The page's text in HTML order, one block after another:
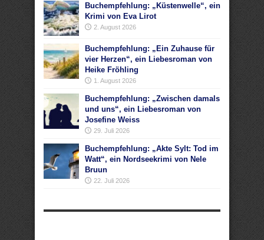
Buchempfehlung: „Küstenwelle“, ein
Krimi von Eva Lirot
2. August 2026
Buchempfehlung: „Ein Zuhause für
vier Herzen“, ein Liebesroman von
Heike Fröhling
1. August 2026
Buchempfehlung: „Zwischen damals
und uns“, ein Liebesroman von
Josefine Weiss
29. Juli 2026
Buchempfehlung: „Akte Sylt: Tod im
Watt“, ein Nordseekrimi von Nele
Bruun
22. Juli 2026